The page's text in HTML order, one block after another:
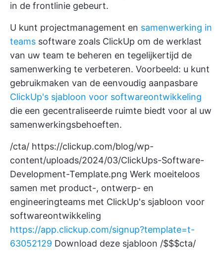
in de frontlinie gebeurt.
U kunt projectmanagement en samenwerking in
teams software zoals ClickUp om de werklast
van uw team te beheren en tegelijkertijd de
samenwerking te verbeteren. Voorbeeld: u kunt
gebruikmaken van de eenvoudig aanpasbare
ClickUp's sjabloon voor softwareontwikkeling
die een gecentraliseerde ruimte biedt voor al uw
samenwerkingsbehoeften.
/cta/ https://clickup.com/blog/wp-
content/uploads/2024/03/ClickUps-Software-
Development-Template.png Werk moeiteloos
samen met product-, ontwerp- en
engineeringteams met ClickUp's sjabloon voor
softwareontwikkeling
https://app.clickup.com/signup?template=t-
63052129 Download deze sjabloon /$$$cta/